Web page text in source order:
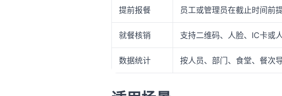
提前报餐 员工或管理员在截止时间前
就餐核销 支持二维码、人脸、IC卡或
数据统计 按人员、部门、食堂、餐次